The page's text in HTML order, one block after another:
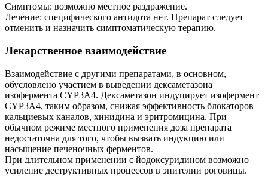
Симптомы: возможно местное раздражение.
Лечение: специфического антидота нет. Препарат следует
отменить и назначить симптоматическую терапию.
Лекарственное взаимодействие
Взаимодействие с другими препаратами, в основном,
обусловлено участием в выведении дексаметазона
изофермента CYP3A4. Дексаметазон индуцирует изофермент
CYP3A4, таким образом, снижая эффективность блокаторов
кальциевых каналов, хинидина и эритромицина. При
обычном режиме местного применения доза препарата
недостаточна для того, чтобы вызвать индукцию или
насыщение печеночных ферментов.
При длительном применении с йодоксуридином возможно
усиление деструктивных процессов в эпителии роговицы.